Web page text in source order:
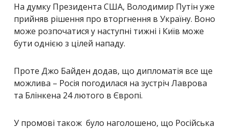
На думку Президента США, Володимир Путін уже
прийняв рішення про вторгнення в Україну. Воно
може розпочатися у наступні тижні і Київ може
бути однією з цілей нападу.
Проте Джо Байден додав, що дипломатія все ще
можлива – Росія погодилася на зустріч Лаврова
та Блінкена 24 лютого в Європі.
У промові також було наголошено, що Російська